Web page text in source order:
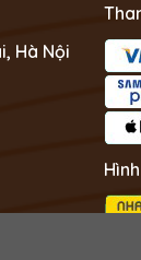
Hà Nội